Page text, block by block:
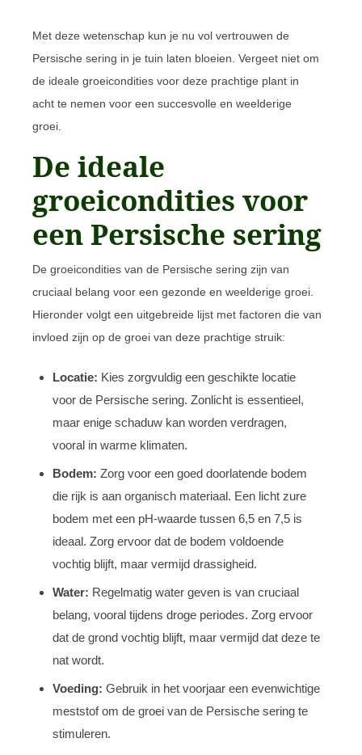
Met deze wetenschap kun je nu vol vertrouwen de
Persische sering in je tuin laten bloeien. Vergeet niet om
de ideale groeicondities voor deze prachtige plant in
acht te nemen voor een succesvolle en weelderige
groei.
De ideale
groeicondities voor
een Persische sering
De groeicondities van de Persische sering zijn van
cruciaal belang voor een gezonde en weelderige groei.
Hieronder volgt een uitgebreide lijst met factoren die van
invloed zijn op de groei van deze prachtige struik:
Locatie: Kies zorgvuldig een geschikte locatie
voor de Persische sering. Zonlicht is essentieel,
maar enige schaduw kan worden verdragen,
vooral in warme klimaten.
Bodem: Zorg voor een goed doorlatende bodem
die rijk is aan organisch materiaal. Een licht zure
bodem met een pH-waarde tussen 6,5 en 7,5 is
ideaal. Zorg ervoor dat de bodem voldoende
vochtig blijft, maar vermijd drassigheid.
Water: Regelmatig water geven is van cruciaal
belang, vooral tijdens droge periodes. Zorg ervoor
dat de grond vochtig blijft, maar vermijd dat deze te
nat wordt.
Voeding: Gebruik in het voorjaar een evenwichtige
meststof om de groei van de Persische sering te
stimuleren.